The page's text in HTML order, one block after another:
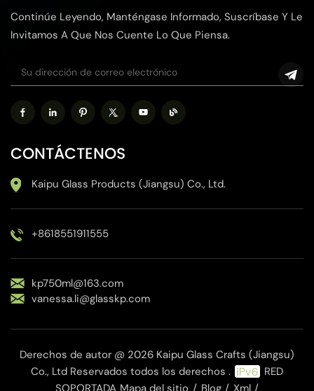
Continúe Leyendo, Manténgase Informado, Suscríbase Y Le
Invitamos A Que Nos Cuente Lo Que Piensa.
CONTÁCTENOS
Kaipu Glass Products (Jiangsu) Co., Ltd.
+8618551911555
kp750ml@163.com
vanessa.li@glasskp.com
Derechos de autor @ 2026 Kaipu Glass Crafts (Jiangsu)
Co., Ltd Reservados todos los derechos .
RED